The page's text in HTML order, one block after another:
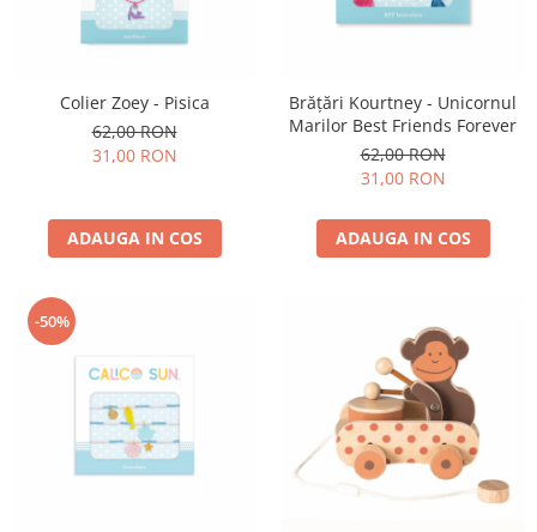
Colier Zoey - Pisica
62,00 RON
31,00 RON
ADAUGA IN COS
Brățări Kourtney - Unicornul
Marilor Best Friends Forever
62,00 RON
31,00 RON
ADAUGA IN COS
-50%